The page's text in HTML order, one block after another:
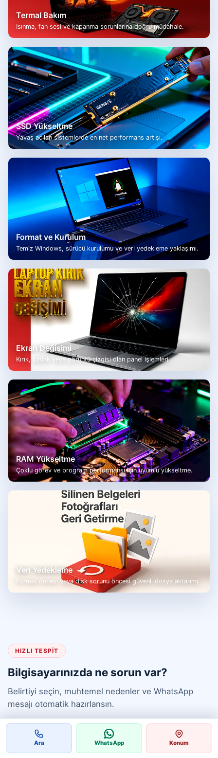
Termal Bakım
Isınma, fan sesi ve kapanma sorunlarına doğru müdahale.
SSD Yükseltme
Yavaş açılan sistemlerde en net performans artışı.
Format ve Kurulum
Temiz Windows, sürücü kurulumu ve veri yedekleme yaklaşımı.
Ekran Değişimi
Kırık, çatlak veya görüntü çizgisi olan panel işlemleri.
RAM Yükseltme
Çoklu görev ve program performansı için uyumlu yükseltme.
Veri Yedekleme
Format öncesi veya disk sorunu öncesi güvenli dosya aktarımı.
HIZLI TESPIT
Bilgisayarınızda ne sorun var?
Belirtiyi seçin, muhtemel nedenler ve WhatsApp
mesajı otomatik hazırlansın.
Isınıyor / kapanıyor
Ara WhatsApp Konum